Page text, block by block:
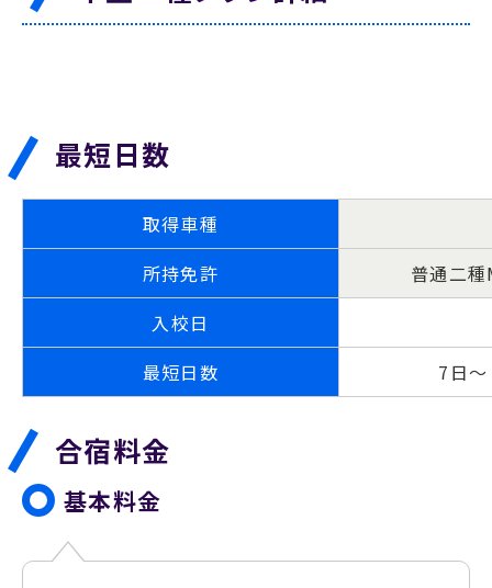
最短日数
取得車種
所持免許
普通二
入校日
最短日数
7日～
合宿料金
基本料金